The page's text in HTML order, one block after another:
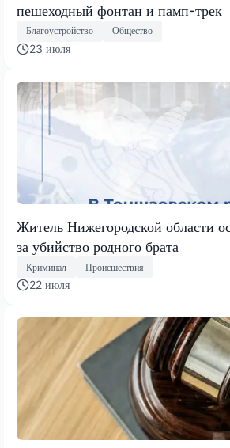
пешеходный фонтан и памп-трек
Благоустройство Общество
23 июля
Житель Нижегородской области
за убийство родного брата
Криминал Происшествия
22 июля